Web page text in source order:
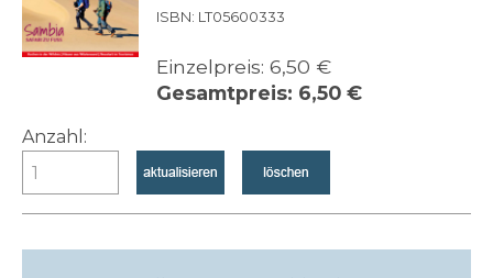
ISBN: LT05600333
Einzelpreis: 6,50 €
Gesamtpreis: 6,50 €
Anzahl: